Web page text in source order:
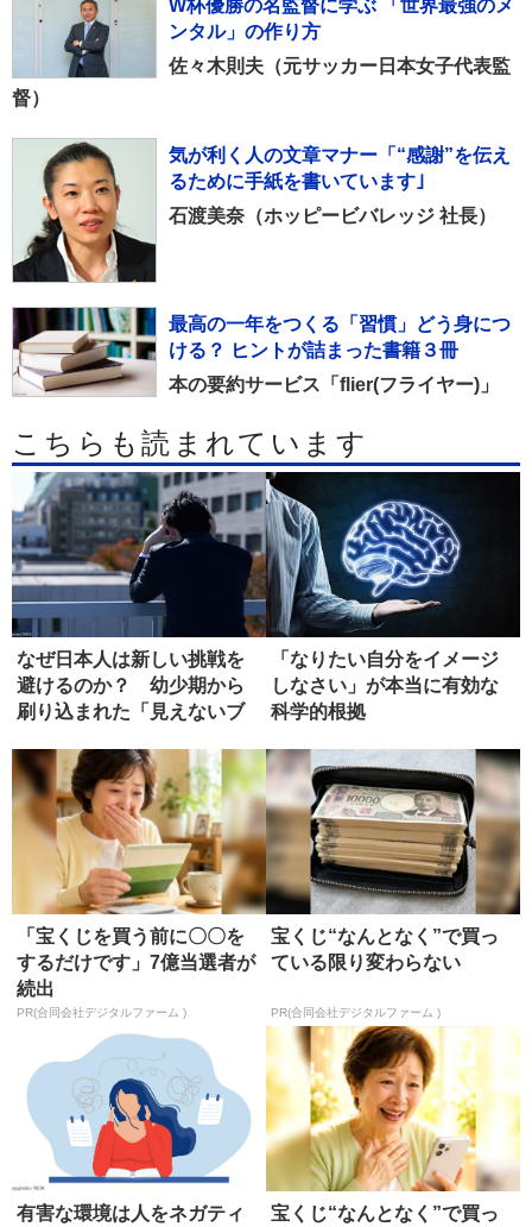
W杯優勝の名監督に学ぶ 「世界最強のメ
ンタル」の作り方
佐々木則夫（元サッカー日本女子代表監
督）
気が利く人の文章マナー「“感謝”を伝え
るために手紙を書いています｣
石渡美奈（ホッピービバレッジ 社長）
最高の一年をつくる「習慣」どう身につ
ける？ ヒントが詰まった書籍３冊
本の要約サービス「flier(フライヤー)」
こちらも読まれています
なぜ日本人は新しい挑戦を
避けるのか？ 幼少期から
刷り込まれた「見えないブ
「なりたい自分をイメージ
しなさい」が本当に有効な
科学的根拠
「宝くじを買う前に〇〇を
するだけです」7億当選者が
続出
PR(合同会社デジタルファーム )
宝くじ“なんとなく”で買っ
ている限り変わらない
PR(合同会社デジタルファーム )
有害な環境は人をネガティ
宝くじ“なんとなく”で買っ